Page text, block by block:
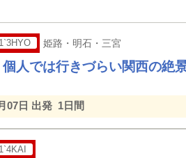
姫路・明石・三宮
個人では行きづらい関西の絶
07日 出発 1日間